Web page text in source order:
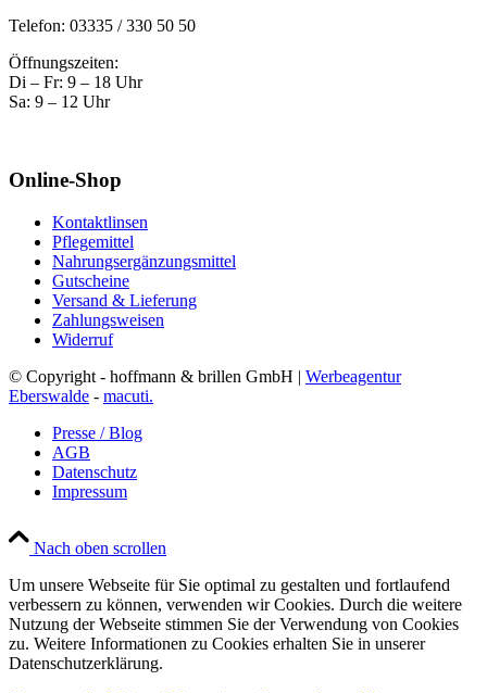
Telefon: 03335 / 330 50 50
Öffnungszeiten:
Di – Fr: 9 – 18 Uhr
Sa: 9 – 12 Uhr
Online-Shop
Kontaktlinsen
Pflegemittel
Nahrungsergänzungsmittel
Gutscheine
Versand & Lieferung
Zahlungsweisen
Widerruf
© Copyright - hoffmann & brillen GmbH | Werbeagentur
Eberswalde - macuti.
Presse / Blog
AGB
Datenschutz
Impressum
Nach oben scrollen
Um unsere Webseite für Sie optimal zu gestalten und fortlaufend
verbessern zu können, verwenden wir Cookies. Durch die weitere
Nutzung der Webseite stimmen Sie der Verwendung von Cookies
zu. Weitere Informationen zu Cookies erhalten Sie in unserer
Datenschutzerklärung.